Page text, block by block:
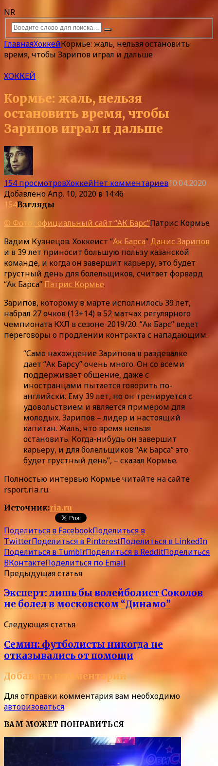
NR
ГлавнаяХоккейКормье: жаль, нельзя остановить
время, чтобы Зарипов играл и дальше
ХОККЕЙ
Кормье: жаль, нельзя
остановить время, чтобы
Зарипов играл и дальше
154 просмотровХоккейНет комментариев10.04.2020
Добавлено Апр. 10, 2020 в 14:46
154Взгляды
© Фото : официальный сайт “АК Барс”Патрис Кормье
Вадим Кузнецов. Хоккеист “Ак Барса”Данис Зарипов
и в 39 лет приносит большую пользу казанской
команде, и когда он завершит карьеру, это будет
грустный день для болельщиков, считает форвард
“Ак Барса” Патрис Кормье.
Зарипов, которому в марте исполнилось 39 лет,
набрал 27 очков (13+14) в 52 матчах регулярного
чемпионата КХЛ в сезоне-2019/20. “Ак Барс” ведет
переговоры о продлении контракта с нападающим.
“Само нахождение Зарипова в раздевалке
дает “Ак Барсу” очень много. Он со всеми
поддерживает общение, даже с
иностранцами пытается говорить по-
английски. Ему 39 лет, но он тренируется с
удовольствием и является примером для
молодых. Зарипов – лидер и настоящий
капитан. Жаль, что время нельзя
остановить. Когда-нибудь он завершит
карьеру, и для болельщиков “Ак Барса” это
будет грустный день”, – сказал Кормье.
Полностью интервью Кормье читайте на сайте
rsport.ria.ru.
Источник:ria.ru
Поделиться в FacebookПоделиться в
TwitterПоделиться в PinterestПоделиться в LinkedIn
Поделиться в TumblrПоделиться в RedditПоделиться
ВКонтактеПоделиться по Email
Предыдущая статья
Эксперт: лишь бы волейболист Соколов
не болел в московском “Динамо”
Следующая статья
Семин: футболисты никогда не
отказывались от помощи
Добавить комментарий
Для отправки комментария вам необходимо
авторизоваться.
ВАМ МОЖЕТ ПОНРАВИТЬСЯ